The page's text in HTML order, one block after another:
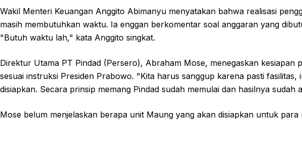
Wakil Menteri Keuangan Anggito Abimanyu menyatakan bahwa realisasi
masih membutuhkan waktu. Ia enggan berkomentar soal anggaran yang
"Butuh waktu lah," kata Anggito singkat.
Direktur Utama PT Pindad (Persero), Abraham Mose, menegaskan kesiapan
sesuai instruksi Presiden Prabowo. "Kita harus sanggup karena pasti
disiapkan. Secara prinsip memang Pindad sudah memulai dan hasilnya sudah
Mose belum menjelaskan berapa unit Maung yang akan disiapkan untuk